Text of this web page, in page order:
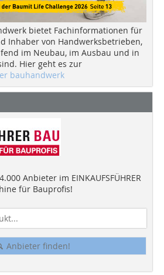
bietet Fachinformationen für
Inhaber von Handwerksbetrieben,
im Neubau, im Ausbau und in
Hier geht es zur
bauhandwerk
Anbieter im EINKAUFSFÜHRER
für Bauprofis!
Anbieter finden!